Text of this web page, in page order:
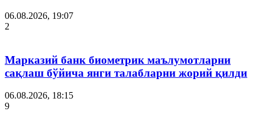
06.08.2026, 19:07
2
Марказий банк биометрик маълумотларни
сақлаш бўйича янги талабларни жорий қилди
06.08.2026, 18:15
9